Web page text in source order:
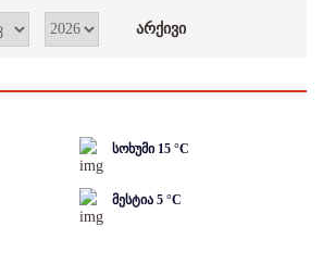
სოხუმი 15 °C
მესტია 5 °C